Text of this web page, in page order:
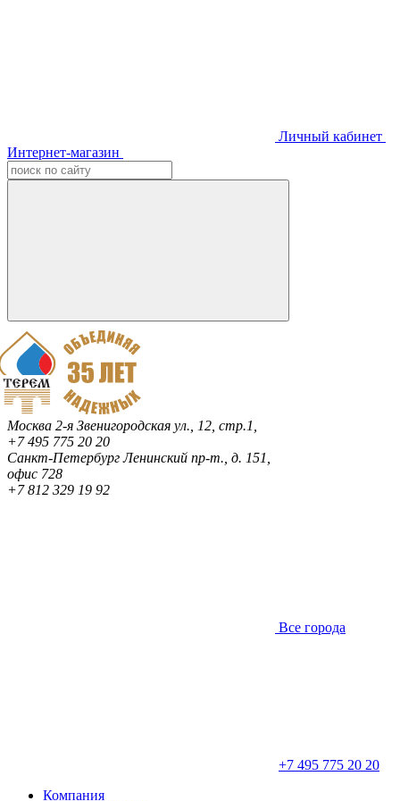
Личный кабинет
Интернет-магазин
Москва 2-я Звенигородская ул., 12, стр.1,
+7 495 775 20 20
Санкт-ПетербургЛенинский пр-т., д. 151,
офис 728
+7 812 329 19 92
Все города
+7 495 775 20 20
Компания